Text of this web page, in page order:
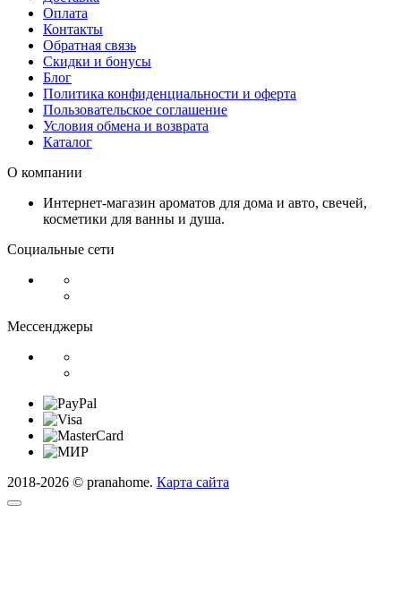
Оплата
Контакты
Обратная связь
Скидки и бонусы
Блог
Политика конфиденциальности и оферта
Пользовательское соглашение
Условия обмена и возврата
Каталог
О компании
Интернет-магазин ароматов для дома и авто, свечей,
косметики для ванны и душа.
Социальные сети
Мессенджеры
2018-2026 © pranahome. Карта сайта